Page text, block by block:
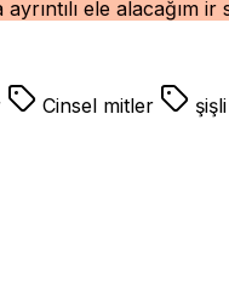
ele alacağım
Cinsel mitler